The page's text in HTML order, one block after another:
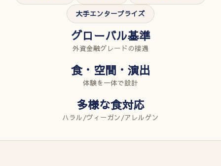
大手エンタープライズ
グローバル基準
外資金融グレードの接遇
食・空間・演出
体験を一体で設計
多様な食対応
ハラル/ヴィーガン/アレルゲン